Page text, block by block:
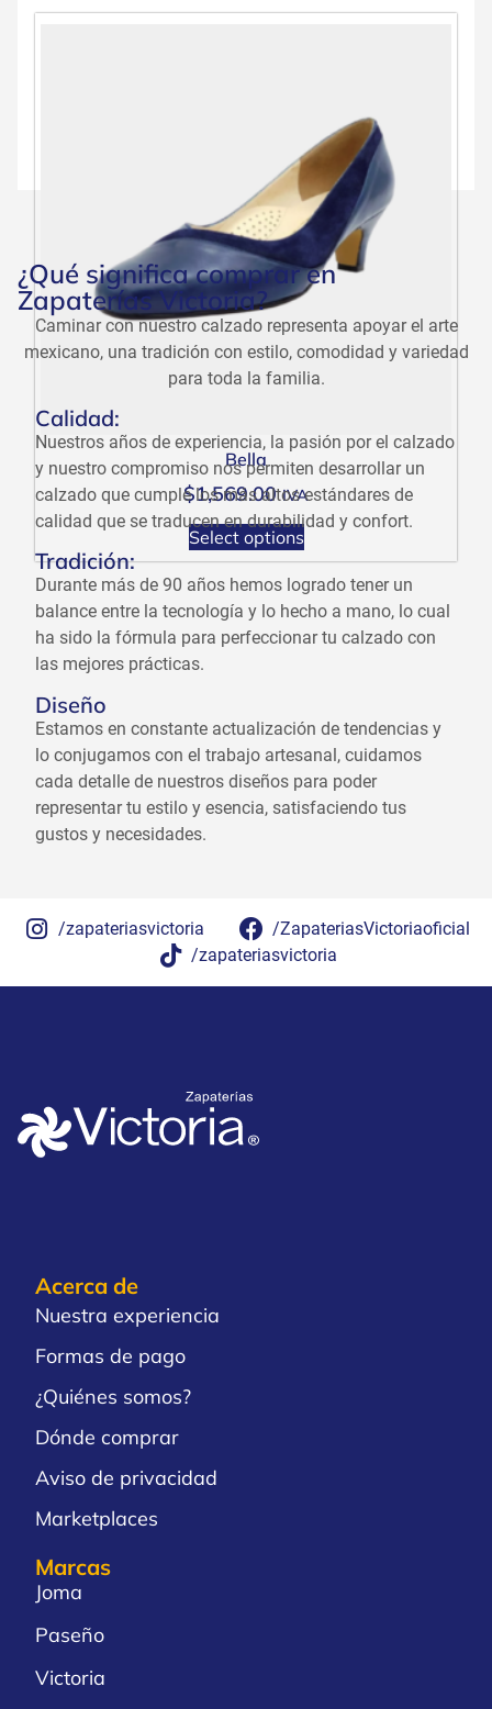
Bella
$1,569.00 IVA
Select options
¿Qué significa comprar en
Zapaterías Victoria?
Caminar con nuestro calzado representa apoyar el arte
mexicano, una tradición con estilo, comodidad y variedad
para toda la familia.
Calidad:
Nuestros años de experiencia, la pasión por el calzado
y nuestro compromiso nos permiten desarrollar un
calzado que cumple los más altos estándares de
calidad que se traducen en durabilidad y confort.
Tradición:
Durante más de 90 años hemos logrado tener un
balance entre la tecnología y lo hecho a mano, lo cual
ha sido la fórmula para perfeccionar tu calzado con
las mejores prácticas.
Diseño
Estamos en constante actualización de tendencias y
lo conjugamos con el trabajo artesanal, cuidamos
cada detalle de nuestros diseños para poder
representar tu estilo y esencia, satisfaciendo tus
gustos y necesidades.
/zapateriasvictoria
/ZapateriasVictoriaoficial
/zapateriasvictoria
Acerca de
Nuestra experiencia
Formas de pago
¿Quiénes somos?
Dónde comprar
Aviso de privacidad
Marketplaces
Marcas
Joma
Paseño
Victoria